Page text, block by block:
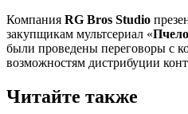
Компания RG Bros Studio
закупщикам мультсериал «
были проведены переговоры с
возможностям дистрибуции
Читайте также